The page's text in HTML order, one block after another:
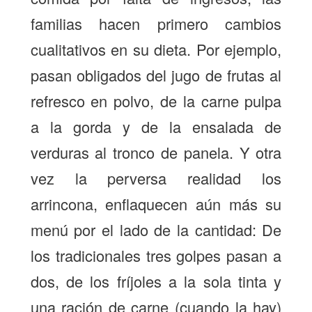
familias hacen primero cambios
cualitativos en su dieta. Por ejemplo,
pasan obligados del jugo de frutas al
refresco en polvo, de la carne pulpa
a la gorda y de la ensalada de
verduras al tronco de panela. Y otra
vez la perversa realidad los
arrincona, enflaquecen aún más su
menú por el lado de la cantidad: De
los tradicionales tres golpes pasan a
dos, de los fríjoles a la sola tinta y
una ración de carne (cuando la hay)